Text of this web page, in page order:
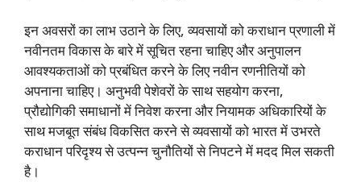
इन अवसरों का लाभ उठाने के लिए, व्यवसायों को कराधान प्रणाली में
नवीनतम विकास के बारे में सूचित रहना चाहिए और अनुपालन
आवश्यकताओं को प्रबंधित करने के लिए नवीन रणनीतियों को
अपनाना चाहिए। अनुभवी पेशेवरों के साथ सहयोग करना,
प्रौद्योगिकी समाधानों में निवेश करना और नियामक अधिकारियों के
साथ मजबूत संबंध विकसित करने से व्यवसायों को भारत में उभरते
कराधान परिदृश्य से उत्पन्न चुनौतियों से निपटने में मदद मिल सकती
है।